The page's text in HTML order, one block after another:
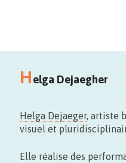
Rue des
Helga Dejaegher
Helga Dejaeger, artiste
visuel et
Elle réalise des